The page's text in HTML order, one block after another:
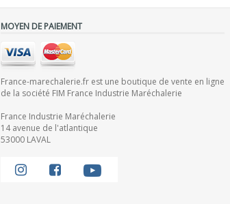
MOYEN DE PAIEMENT
France-marechalerie.fr est une boutique de vente en ligne
de la société FIM France Industrie Maréchalerie
France Industrie Maréchalerie
14 avenue de l'atlantique
53000 LAVAL